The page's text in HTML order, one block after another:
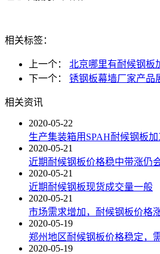
相关标签：
上一个： 北京哪里有耐候钢板
下一个： 锈钢板幕墙厂家产品
相关资讯
2020-05-22
生产集装箱用SPAH耐候钢板
2020-05-21
近期耐候钢板价格稳中带涨仍
2020-05-21
近期耐候钢板现货成交量一般
2020-05-21
市场需求增加，耐候钢板价格
2020-05-19
郑州地区耐候钢板价格稳定，
2020-05-19